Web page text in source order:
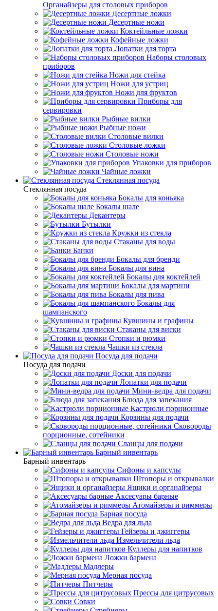
Органайзеры для столовых приборов
Десертные ложки
Десертные ножи
Коктейльные ложки
Кофейные ложки
Лопатки для торта
Наборы столовых
приборов
Ножи для стейка
Ножи для устриц
Ножи для фруктов
Приборы для
сервировки
Рыбные вилки
Рыбные ножи
Столовые вилки
Столовые ложки
Столовые ножи
Упаковки для приборов
Чайные ложки
Стеклянная посуда
Стеклянная посуда
Бокалы для коньяка
Бокалы шале
Декантеры
Бутылки
Кружки из стекла
Стаканы для воды
Банки
Бокалы для бренди
Бокалы для вина
Бокалы для коктейлей
Бокалы для мартини
Бокалы для пива
Бокалы для
шампанского
Кувшины и графины
Стаканы для виски
Стопки и рюмки
Чашки из стекла
Посуда для подачи
Посуда для подачи
Доски для подачи
Лопатки для подачи
Мини-ведра для подачи
Блюда для запекания
Кастрюли порционные
Корзины для подачи
Сковороды
порционные, сотейники
Сланцы для подачи
Барный инвентарь
Барный инвентарь
Сифоны и капсулы
Штопоры и открывалки
Ящики и органайзеры
Аксесуары барные
Атомайзеры и риммеры
Барная посуда
Ведра для льда
Гейзеры и джиггеры
Измельчители льда
Куллеры для напитков
Ложки бармена
Мадлеры
Мерная посуда
Питчеры
Прессы для цитрусовых
Совки